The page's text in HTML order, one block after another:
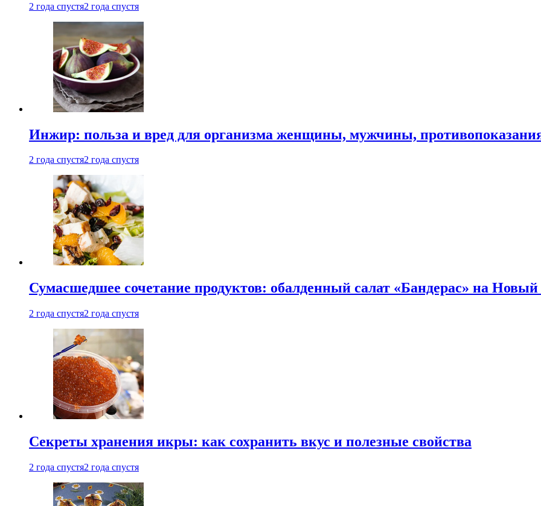
2 года спустя2 года спустя
Инжир: польза и вред для организма женщины, мужчины,
2 года спустя2 года спустя
Сумасшедшее сочетание продуктов: обалденный салат «Бандерас» на Новый
2 года спустя2 года спустя
Секреты хранения икры: как сохранить вкус и полезные свойства
2 года спустя2 года спустя